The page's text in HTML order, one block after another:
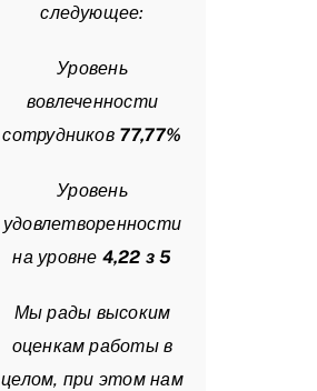
следующее:
Уровень
вовлеченности
сотрудников 77,77%
Уровень
удовлетворенности
на уровне 4,22 з 5
Мы рады высоким
оценкам работы в
целом, при этом нам